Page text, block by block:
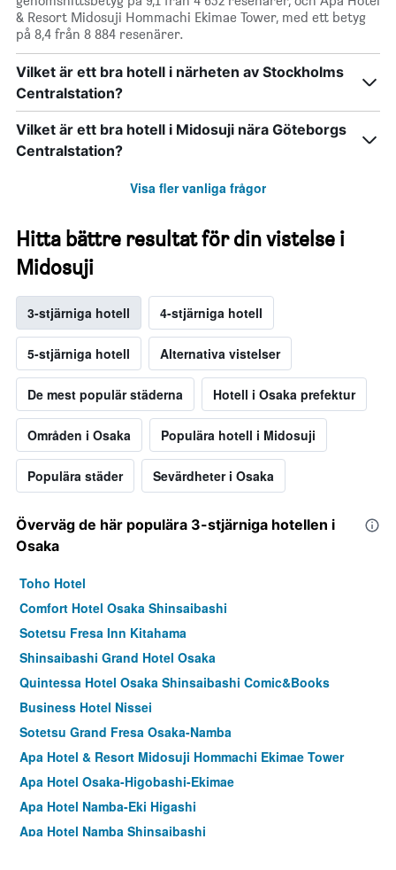
& Resort Midosuji Hommachi Ekimae Tower, med ett betyg
på 8,4 från 8 884 resenärer.
Vilket är ett bra hotell i närheten av Stockholms
Centralstation?
Vilket är ett bra hotell i Midosuji nära Göteborgs
Centralstation?
Visa fler vanliga frågor
Hitta bättre resultat för din vistelse i
Midosuji
3-stjärniga hotell 4-stjärniga hotell
5-stjärniga hotell Alternativa vistelser
De mest populär städerna Hotell i Osaka prefektur
Områden i Osaka Populära hotell i Midosuji
Populära städer Sevärdheter i Osaka
Överväg de här populära 3-stjärniga hotellen i
Osaka
Toho Hotel
Comfort Hotel Osaka Shinsaibashi
Sotetsu Fresa Inn Kitahama
Shinsaibashi Grand Hotel Osaka
Quintessa Hotel Osaka Shinsaibashi Comic&Books
Business Hotel Nissei
Sotetsu Grand Fresa Osaka-Namba
Apa Hotel & Resort Midosuji Hommachi Ekimae Tower
Apa Hotel Osaka-Higobashi-Ekimae
Apa Hotel Namba-Eki Higashi
Apa Hotel Namba Shinsaibashi